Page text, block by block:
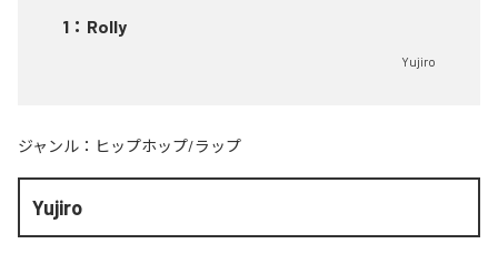
1 ： Rolly
Yujiro
ジャンル： ヒップホップ/ラップ
Yujiro